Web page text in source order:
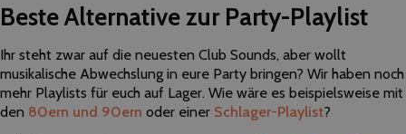
Beste Alternative zur Party-Playlist
Ihr steht zwar auf die neuesten Club Sounds, aber wollt
musikalische Abwechslung in eure Party bringen? Wir haben noch
mehr Playlists für euch auf Lager. Wie wäre es beispielsweise mit
den 80ern und 90ern oder einer Schlager-Playlist?